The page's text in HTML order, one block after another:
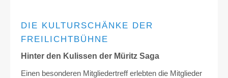
DIE KULTURSCHÄNKE DER
FREILICHTBÜHNE
Hinter den Kulissen der Müritz Saga
Einen besonderen Mitgliedertreff erlebten die Mitglieder